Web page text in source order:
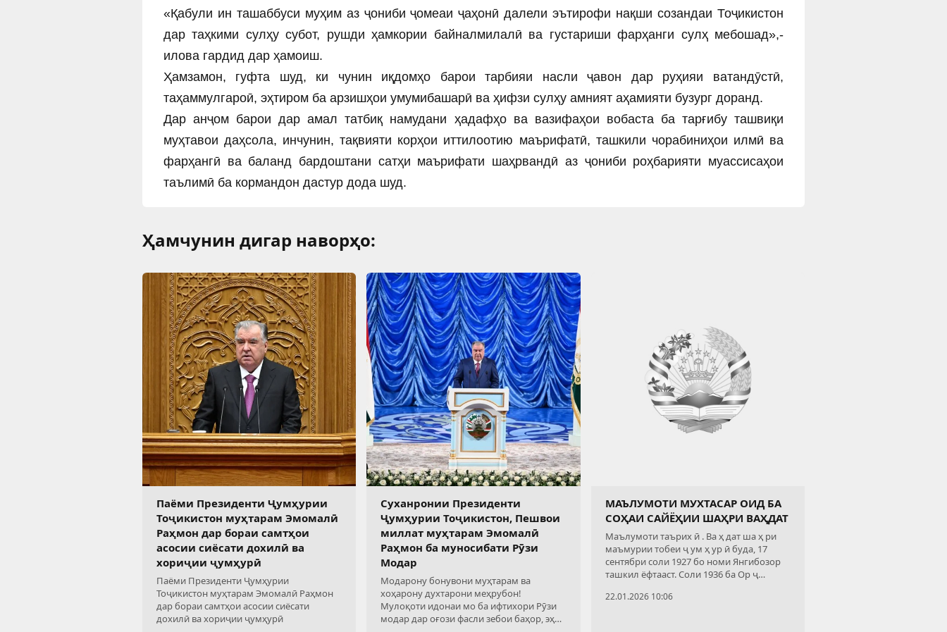
«Қабули ин ташаббуси муҳим аз ҷониби ҷомеаи ҷаҳонӣ далели эътирофи нақши созандаи Тоҷикистон
дар таҳкими сулҳу субот, рушди ҳамкории байналмилалӣ ва густариши фарҳанги сулҳ мебошад»,-
илова гардид дар ҳамоиш.
Ҳамзамон, гуфта шуд, ки чунин иқдомҳо барои тарбияи насли ҷавон дар руҳияи ватандӯстӣ,
таҳаммулгароӣ, эҳтиром ба арзишҳои умумибашарӣ ва ҳифзи сулҳу амният аҳамияти бузург доранд.
Дар анҷом барои дар амал татбиқ намудани ҳадафҳо ва вазифаҳои вобаста ба тарғибу ташвиқи
муҳтавои даҳсола, инчунин, тақвияти корҳои иттилоотию маърифатӣ, ташкили чорабиниҳои илмӣ ва
фарҳангӣ ва баланд бардоштани сатҳи маърифати шаҳрвандӣ аз ҷониби роҳбарияти муассисаҳои
таълимӣ ба кормандон дастур дода шуд.
Ҳамчунин дигар наворҳо:
Паёми Президенти Ҷумҳурии
Тоҷикистон муҳтарам Эмомалӣ
Раҳмон дар бораи самтҳои
асосии сиёсати дохилӣ ва
хориҷии ҷумҳурӣ
Паёми Президенти Ҷумҳурии
Тоҷикистон муҳтарам Эмомалӣ Раҳмон
дар бораи самтҳои асосии сиёсати
дохилӣ ва хориҷии ҷумҳурӣ
Суханронии Президенти
Ҷумҳурии Тоҷикистон, Пешвои
миллат муҳтарам Эмомалӣ
Раҳмон ба муносибати Рӯзи
Модар
Модарону бонувони муҳтарам ва
хоҳарону духтарони меҳрубон!
Мулоқоти идонаи мо ба ифтихори Рӯзи
модар дар оғози фасли зебои баҳор, эҳёи
МАЪЛУМОТИ МУХТАСАР ОИД БА
СОҲАИ САЙЁҲИИ ШАҲРИ ВАҲДАТ
Маълумоти таърих ӣ . Ва ҳ дат ша ҳ ри
маъмурии тобеи ҷ ум ҳ ур ӣ буда, 17
сентябри соли 1927 бо номи Янгибозор
ташкил ёфтааст. Соли 1936 ба Ор ҷ
он ва аз соли
22.01.2026 10:06